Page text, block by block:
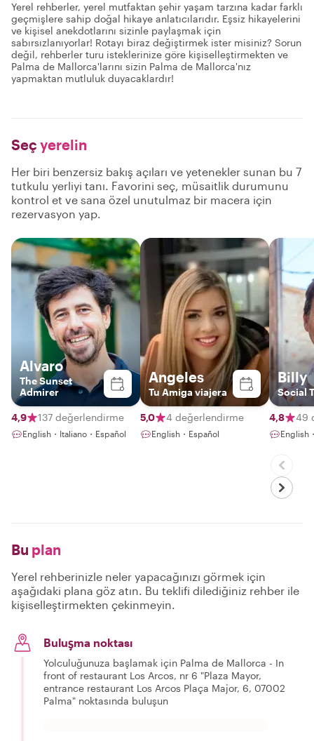
Yerel rehberler, yerel mutfaktan şehir yaşam tarzına kadar farklı
geçmişlere sahip doğal hikaye anlatıcılarıdır. Eşsiz hikayelerini
ve kişisel anekdotlarını sizinle paylaşmak için
sabırsızlanıyorlar! Rotayı biraz değiştirmek ister misiniz? Sorun
değil, rehberler turu isteklerinize göre kişiselleştirmekten ve
Palma de Mallorca'larını sizin Palma de Mallorca'nız
yapmaktan mutluluk duyacaklardır!
Seç yerelin
Her biri benzersiz bakış açıları ve yetenekler sunan bu 7
tutkulu yerliyi tanı. Favorini seç, müsaitlik durumunu
kontrol et ve sana özel unutulmaz bir macera için
rezervasyon yap.
Alvaro
The Sunset
Admirer
4,9 137 değerlendirme
English・Italiano・Español
Angeles
Tu Amiga viajera
5,0 4 değerlendirme
English・Español
Billy
Social
4,8 49
English
Bu plan
Yerel rehberinizle neler yapacağınızı görmek için
aşağıdaki plana göz atın. Bu teklifi dilediğiniz rehber ile
kişiselleştirmekten çekinmeyin.
Buluşma noktası
Yolculuğunuza başlamak için Palma de Mallorca - In
front of restaurant Los Arcos, nr 6 "Plaza Mayor,
entrance restaurant Los Arcos Plaça Major, 6, 07002
Palma" noktasında buluşun